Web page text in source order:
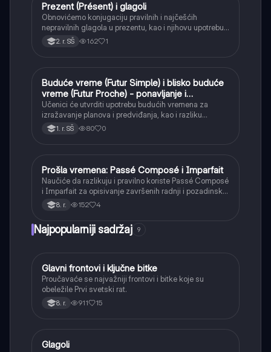
Francuski
Prezent (Présent) i glagoli
Obnovićemo konjugaciju pravilnih i najčešćih
nepravilnih glagola u prezentu, kao i njihovu upotrebu
u svakodnevnim situacijama.
2. r. SŠ 162 1
Francuski
Buduće vreme (Futur Simple) i blisko buduće
vreme (Futur Proche) - ponavljanje i
produbljivanje
Učenici će utvrditi upotrebu budućih vremena za
izražavanje planova i predviđanja, kao i razliku
između njih u različitim kontekstima.
1. r. SŠ 80 0
Francuski
Prošla vremena: Passé Composé i Imparfait
Naučiće da razlikuju i pravilno koriste Passé Composé
i Imparfait za opisivanje završenih radnji i pozadinskih
opisa u prošlosti.
8. r. 152 4
Najpopularniji sadržaj 9
Istorija
Glavni frontovi i ključne bitke
Proučavaće se najvažniji frontovi i bitke koje su
obeležile Prvi svetski rat.
8. r. 911 15
Srpski jezik
Glagoli